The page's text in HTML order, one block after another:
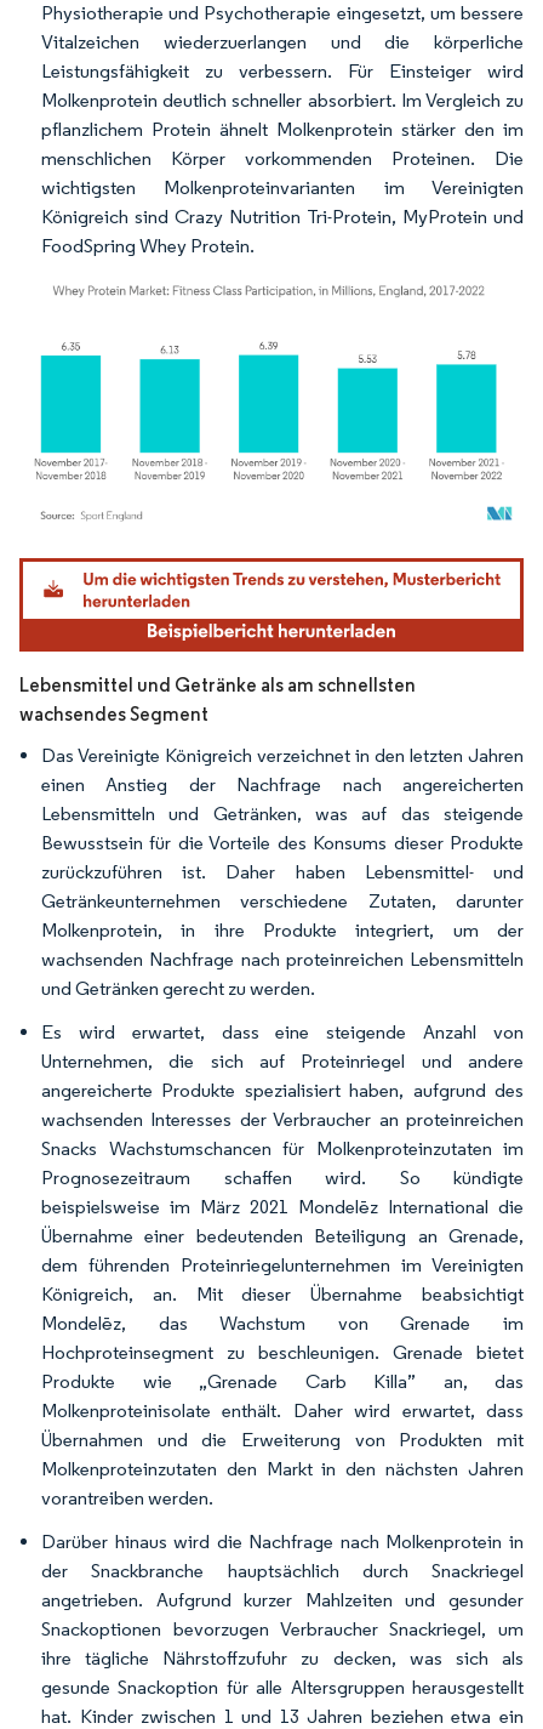
Physiotherapie und Psychotherapie eingesetzt, um bessere
Vitalzeichen wiederzuerlangen und die körperliche
Leistungsfähigkeit zu verbessern. Für Einsteiger wird
Molkenprotein deutlich schneller absorbiert. Im Vergleich zu
pflanzlichem Protein ähnelt Molkenprotein stärker den im
menschlichen Körper vorkommenden Proteinen. Die
wichtigsten Molkenproteinvarianten im Vereinigten
Königreich sind Crazy Nutrition Tri-Protein, MyProtein und
FoodSpring Whey Protein.
Bild © Mordor Intelligence. Wiederverwendung erfordert Namensnennung gemäß
Lebensmittel und Getränke als am schnellsten
wachsendes Segment
Das Vereinigte Königreich verzeichnet in den letzten Jahren
einen Anstieg der Nachfrage nach angereicherten
Lebensmitteln und Getränken, was auf das steigende
Bewusstsein für die Vorteile des Konsums dieser Produkte
zurückzuführen ist. Daher haben Lebensmittel- und
Getränkeunternehmen verschiedene Zutaten, darunter
Molkenprotein, in ihre Produkte integriert, um der
wachsenden Nachfrage nach proteinreichen Lebensmitteln
und Getränken gerecht zu werden.
Es wird erwartet, dass eine steigende Anzahl von
Unternehmen, die sich auf Proteinriegel und andere
angereicherte Produkte spezialisiert haben, aufgrund des
wachsenden Interesses der Verbraucher an proteinreichen
Snacks Wachstumschancen für Molkenproteinzutaten im
Prognosezeitraum schaffen wird. So kündigte
beispielsweise im März 2021 Mondelēz International die
Übernahme einer bedeutenden Beteiligung an Grenade,
dem führenden Proteinriegelunternehmen im Vereinigten
Königreich, an. Mit dieser Übernahme beabsichtigt
Mondelēz, das Wachstum von Grenade im
Hochproteinsegment zu beschleunigen. Grenade bietet
Produkte wie „Grenade Carb Killa” an, das
Molkenproteinisolate enthält. Daher wird erwartet, dass
Übernahmen und die Erweiterung von Produkten mit
Molkenproteinzutaten den Markt in den nächsten Jahren
vorantreiben werden.
Darüber hinaus wird die Nachfrage nach Molkenprotein in
der Snackbranche hauptsächlich durch Snackriegel
angetrieben. Aufgrund kurzer Mahlzeiten und gesunder
Snackoptionen bevorzugen Verbraucher Snackriegel, um
ihre tägliche Nährstoffzufuhr zu decken, was sich als
gesunde Snackoption für alle Altersgruppen herausgestellt
hat. Kinder zwischen 1 und 13 Jahren beziehen etwa ein